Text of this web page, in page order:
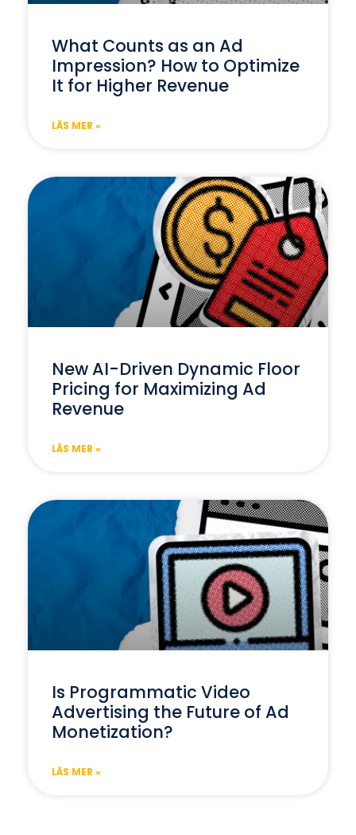
What Counts as an Ad
Impression? How to Optimize
It for Higher Revenue
LÄS MER »
New AI-Driven Dynamic Floor
Pricing for Maximizing Ad
Revenue
LÄS MER »
Is Programmatic Video
Advertising the Future of Ad
Monetization?
LÄS MER »